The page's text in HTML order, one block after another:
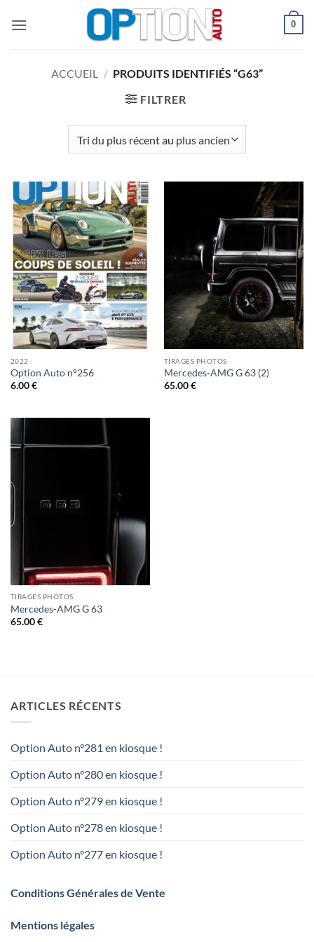
0
ACCUEIL / PRODUITS IDENTIFIÉS “G63”
FILTRER
2022
Option Auto n°256
6.00€
TIRAGES PHOTOS
Mercedes-AMG G 63 (2)
65.00€
TIRAGES PHOTOS
Mercedes-AMG G 63
65.00€
ARTICLES RÉCENTS
Option Auto n°281 en kiosque !
Option Auto n°280 en kiosque !
Option Auto n°279 en kiosque !
Option Auto n°278 en kiosque !
Option Auto n°277 en kiosque !
Conditions Générales de Vente
Mentions légales